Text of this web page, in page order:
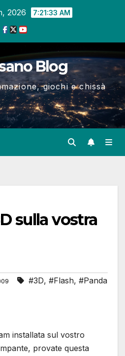
2026 7:21:33 AM
Blog
giochi e chissà
sulla vostra
#3D, #Flash, #Panda
installata sul vostro
provate questa